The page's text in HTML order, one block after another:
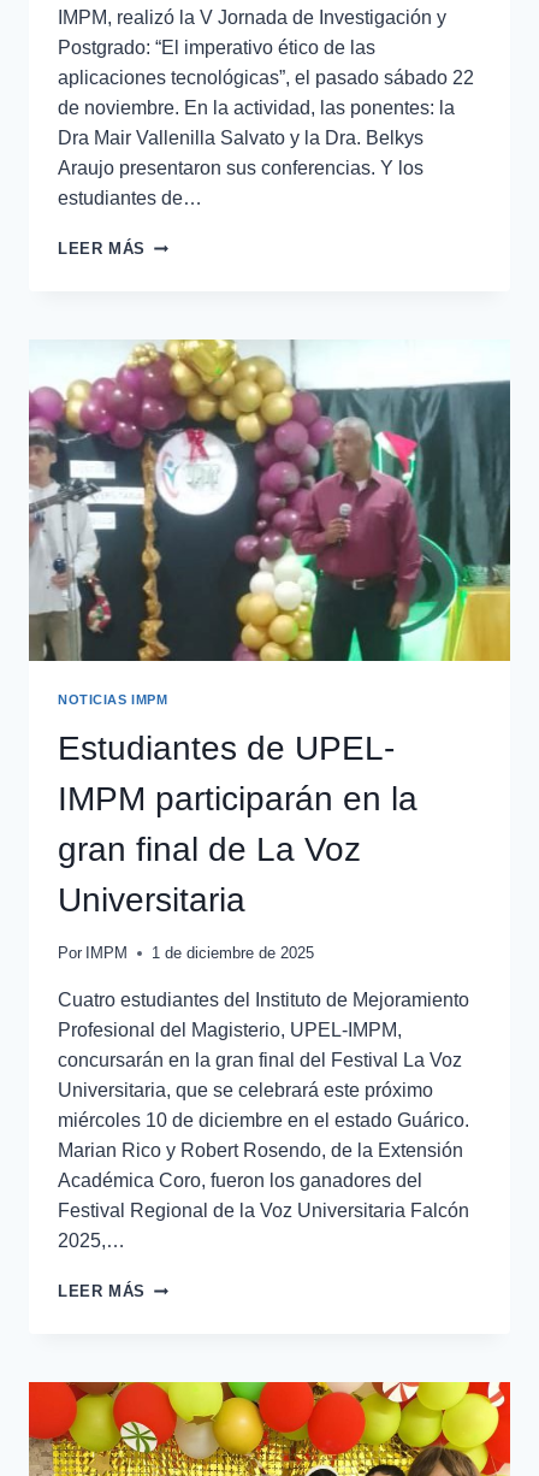
IMPM, realizó la V Jornada de Investigación y
Postgrado: “El imperativo ético de las
aplicaciones tecnológicas”, el pasado sábado 22
de noviembre. En la actividad, las ponentes: la
Dra Mair Vallenilla Salvato y la Dra. Belkys
Araujo presentaron sus conferencias. Y los
estudiantes de…
LEER MÁS
NOTICIAS IMPM
Estudiantes de UPEL-
IMPM participarán en la
gran final de La Voz
Universitaria
Por IMPM 1 de diciembre de 2025
Cuatro estudiantes del Instituto de Mejoramiento
Profesional del Magisterio, UPEL-IMPM,
concursarán en la gran final del Festival La Voz
Universitaria, que se celebrará este próximo
miércoles 10 de diciembre en el estado Guárico.
Marian Rico y Robert Rosendo, de la Extensión
Académica Coro, fueron los ganadores del
Festival Regional de la Voz Universitaria Falcón
2025,…
LEER MÁS